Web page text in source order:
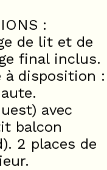
:
de lit et de
final inclus.
à disposition :
avec
balcon
2 places de